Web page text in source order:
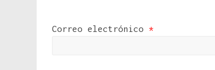
Correo electrónico *